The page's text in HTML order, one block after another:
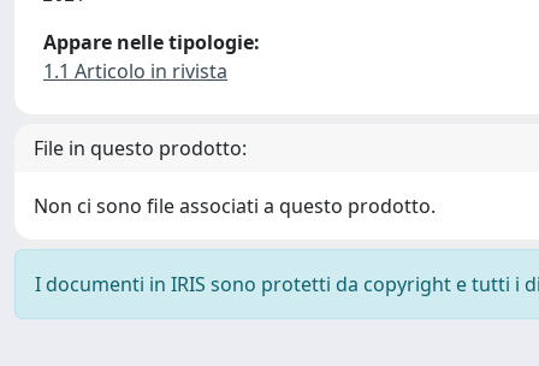
Appare nelle tipologie:
1.1 Articolo in rivista
File in questo prodotto:
Non ci sono file associati a questo prodotto.
I documenti in IRIS sono protetti da copyright e tutti i